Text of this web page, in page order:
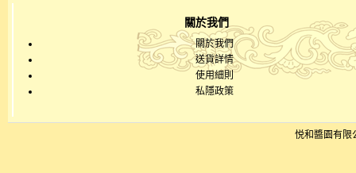
關於我們
關於我們
送貨詳情
使用細則
私隱政策
悦和醬園有限